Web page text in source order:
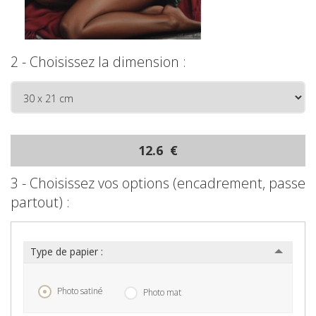
2 - Choisissez la dimension :
12.6 €
3 - Choisissez vos options (encadrement, passe
partout) :
Type de papier :
Photo satiné Photo mat